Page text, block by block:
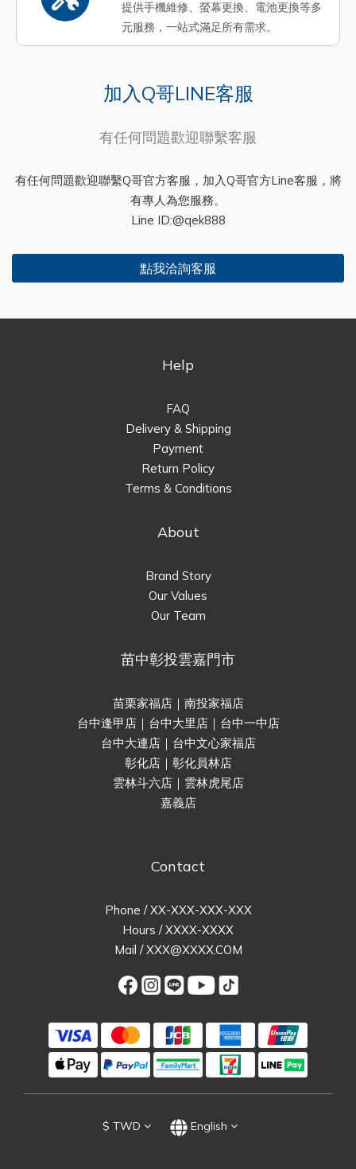
提供手機維修、螢幕更換、電池更換等多
元服務，一站式滿足所有需求。
加入Q哥LINE客服
有任何問題歡迎聯繫客服
有任何問題歡迎聯繫Q哥官方客服，加入Q哥官方Line客服，將
有專人為您服務。
Line ID:@qek888
點我洽詢客服
Help
FAQ
Delivery & Shipping
Payment
Return Policy
Terms & Conditions
About
Brand Story
Our Values
Our Team
苗中彰投雲嘉門市
苗栗家福店｜南投家福店
台中逢甲店｜台中大里店｜台中一中店
台中大連店｜台中文心家福店
彰化店｜彰化員林店
雲林斗六店｜雲林虎尾店
嘉義店
Contact
Phone / XX-XXX-XXX-XXX
Hours / XXXX-XXXX
Mail / XXX@XXXX.COM
$ TWD English